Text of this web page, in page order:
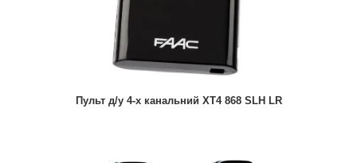
Пульт д/у 4-х канальний XT4 868 SLH LR